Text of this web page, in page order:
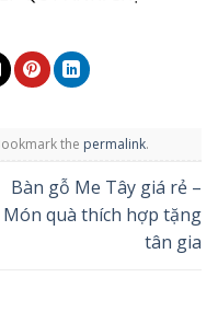
the permalink.
Bàn gỗ Me Tây giá rẻ –
Món quà thích hợp tặng
tân gia